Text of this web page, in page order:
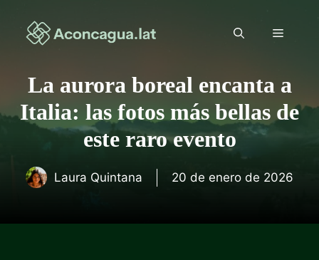
contenido
Menú
La aurora boreal encanta a
Italia: las fotos más bellas de
este raro evento
Laura Quintana 20 de enero de 2026